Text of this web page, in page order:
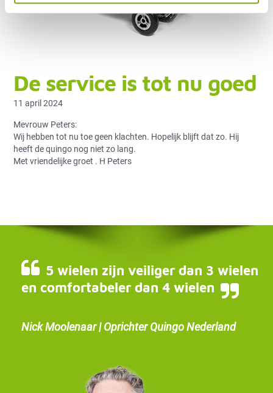
De service is tot nu goed
11 april 2024
Mevrouw Peters:
Wij hebben tot nu toe geen klachten. Hopelijk blijft dat zo. Hij
heeft de quingo nog niet zo lang.
Met vriendelijke groet . H Peters
5 wielen zijn veiliger dan 3 wielen
en comfortabeler dan 4 wielen
Nick Moolenaar | Oprichter Quingo Nederland